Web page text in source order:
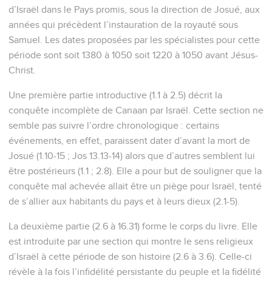
d’Israël dans le Pays promis, sous la direction de Josué, aux
années qui précèdent l’instauration de la royauté sous
Samuel. Les dates proposées par les spécialistes pour cette
période sont soit 1380 à 1050 soit 1220 à 1050 avant Jésus-
Christ.
Une première partie introductive (1.1 à 2.5) décrit la
conquête incomplète de Canaan par Israël. Cette section ne
semble pas suivre l’ordre chronologique : certains
événements, en effet, paraissent dater d’avant la mort de
Josué (1.10-15 ; Jos 13.13-14) alors que d’autres semblent lui
être postérieurs (1.1 ; 2.8). Elle a pour but de souligner que la
conquête mal achevée allait être un piège pour Israël, tenté
de s’allier aux habitants du pays et à leurs dieux (2.1-5).
La deuxième partie (2.6 à 16.31) forme le corps du livre. Elle
est introduite par une section qui montre le sens religieux
d’Israël à cette période de son histoire (2.6 à 3.6). Celle-ci
révèle à la fois l’infidélité persistante du peuple et la fidélité